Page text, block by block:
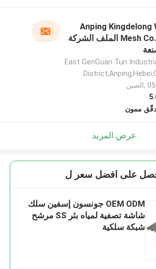
Anping Kingdelong
Mesh Co.,Ltd الملف الشركة
East GenGuan Tun
ممون
عرض المزيد
على افضل سعر ل
OEM ODM جونسون إسفين سلك
شاشة تصفية لمياه بئر SS مرشح
شبكة سلكية